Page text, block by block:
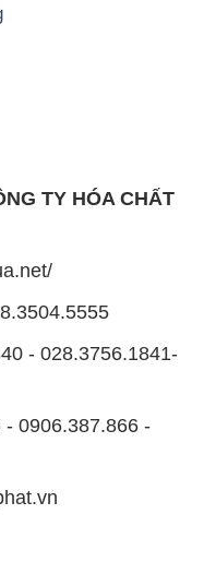
TY HÓA CHẤT
- 028.3756.1841-
0906.387.866 -